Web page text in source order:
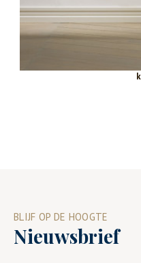
BLIJF OP DE HOOGTE
Nieuwsbrief